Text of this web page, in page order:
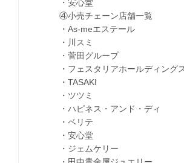
・安心堂
④小売チェーン店舗一覧
・As-meエステール
・川スミ
・菅田グループ
・フェスタリアホールディング
・TASAKI
・ツツミ
・ハピネス・アンド・ディ
・ベリテ
・安心堂
・ジェムケリー